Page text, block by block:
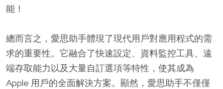
能！
總而言之，愛思助手體現了現代用戶對應用程式的需
求的重要性。它融合了快速設定、資料監控工具、遠
端存取能力以及大量自訂選項等特性，使其成為
Apple 用戶的全面解決方案。顯然，愛思助手不僅僅